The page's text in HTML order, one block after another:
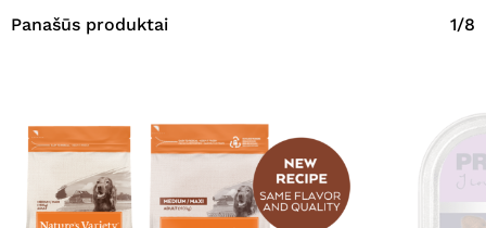
Panašūs produktai 1/8